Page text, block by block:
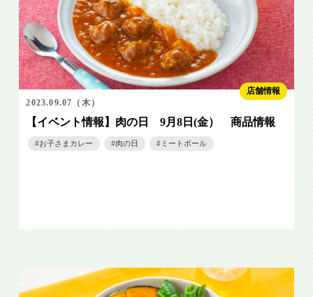
店舗情報
2023.09.07（木）
【イベント情報】肉の日 9月8日(金） 商品情報
お子さまカレー 肉の日 ミートボール